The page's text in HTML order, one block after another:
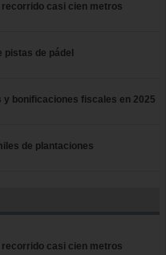
casi cien metros
de pádel
y bonificaciones fiscales en 2025
de plantaciones
casi cien metros